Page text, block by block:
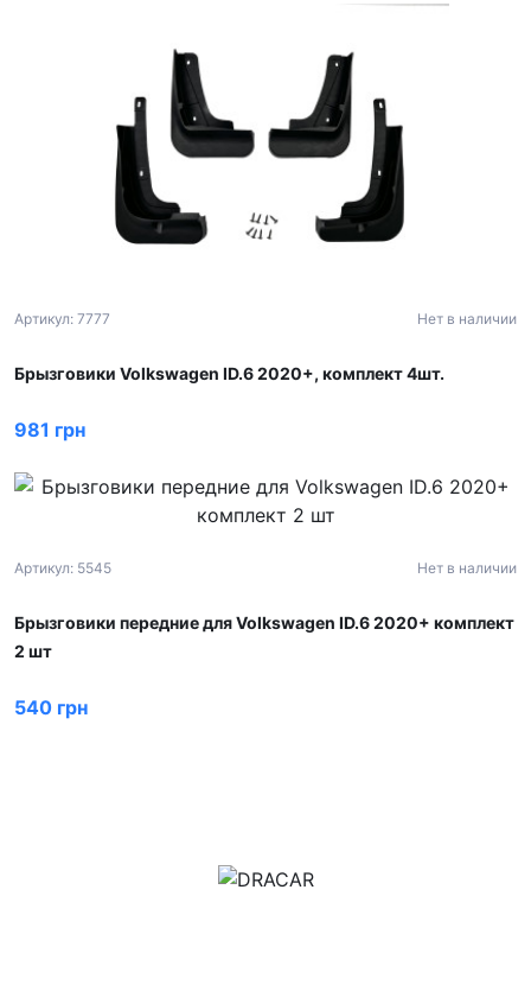
Артикул: 7777 Нет в наличии
Брызговики Volkswagen ID.6 2020+, комплект 4шт.
981 грн
Артикул: 5545 Нет в наличии
Брызговики передние для Volkswagen ID.6 2020+ комплект
2 шт
540 грн